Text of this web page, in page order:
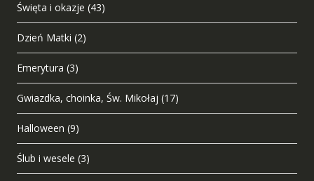
Święta i okazje (43)
Dzień Matki (2)
Emerytura (3)
Gwiazdka, choinka, Św. Mikołaj (17)
Halloween (9)
Ślub i wesele (3)